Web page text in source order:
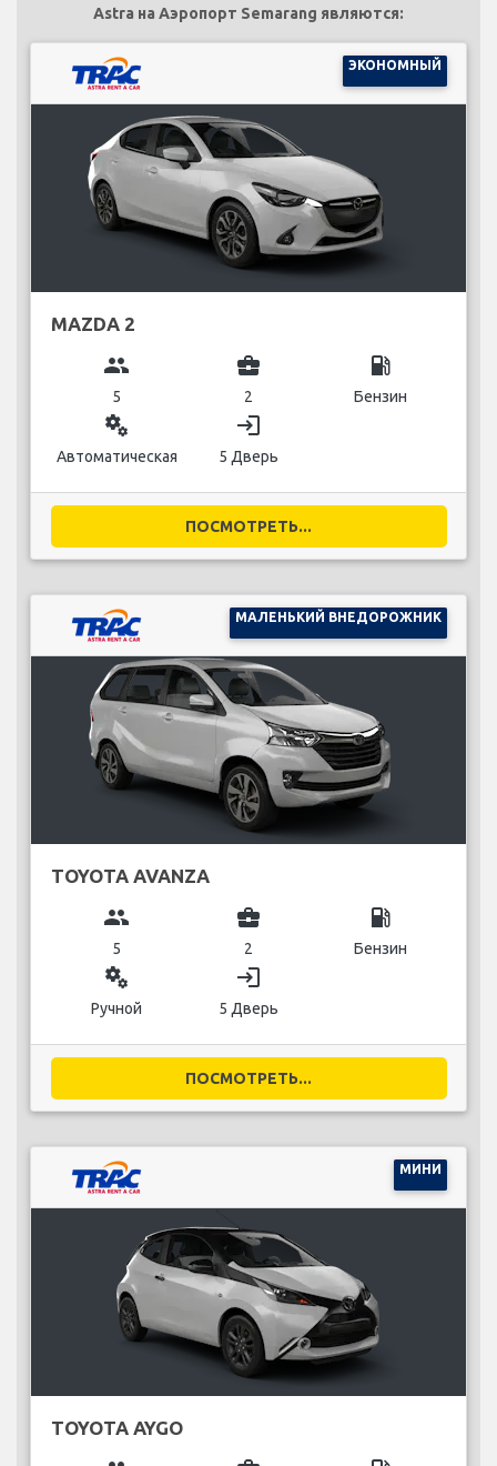
Astra на Аэропорт Semarang являются:
ЭКОНОМНЫЙ
MAZDA 2
group
5
business_center
2
local_gas_station
Бензин
miscellaneous_services
Автоматическая
login
5 Дверь
ПОСМОТРЕТЬ...
МАЛЕНЬКИЙ ВНЕДОРОЖНИК
TOYOTA AVANZA
group
5
business_center
2
local_gas_station
Бензин
miscellaneous_services
Ручной
login
5 Дверь
ПОСМОТРЕТЬ...
МИНИ
TOYOTA AYGO